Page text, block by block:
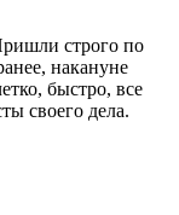
строго по
накануне
быстро, все
своего дела.